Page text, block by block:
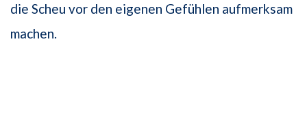
die Scheu vor den eigenen Gefühlen aufmerksam
machen.